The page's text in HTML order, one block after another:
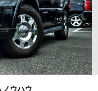
ウハウ